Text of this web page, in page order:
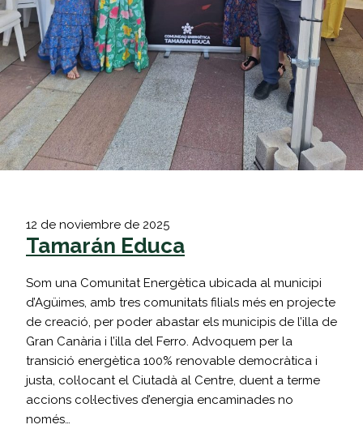
12 de noviembre de 2025
Tamarán Educa
Som una Comunitat Energètica ubicada al municipi
d’Agüimes, amb tres comunitats filials més en projecte
de creació, per poder abastar els municipis de l’illa de
Gran Canària i l’illa del Ferro. Advoquem per la
transició energètica 100% renovable democràtica i
justa, col·locant el Ciutadà al Centre, duent a terme
accions col·lectives d’energia encaminades no
només…